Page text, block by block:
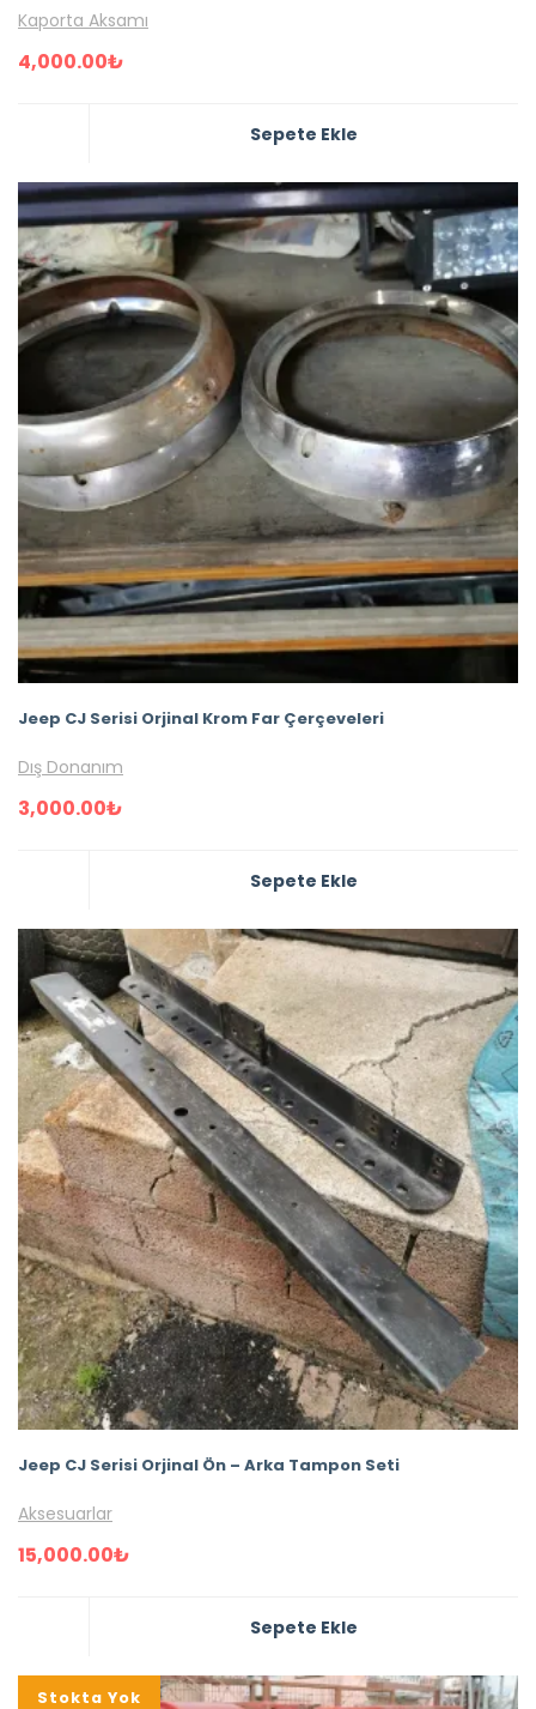
Kaporta Aksamı
4,000.00₺
Sepete Ekle
Jeep CJ Serisi Orjinal Krom Far Çerçeveleri
Dış Donanım
3,000.00₺
Sepete Ekle
Jeep CJ Serisi Orjinal Ön – Arka Tampon Seti
Aksesuarlar
15,000.00₺
Sepete Ekle
Stokta Yok